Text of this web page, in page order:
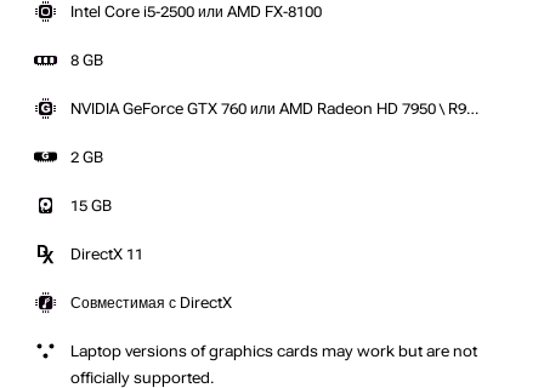
Intel Core i5-2500 или AMD FX-8100
8 GB
NVIDIA GeForce GTX 760 или AMD Radeon HD 7950 \ R9
2 GB
15 GB
DirectX 11
Совместимая с DirectX
Laptop versions of graphics cards may work but are not
officially supported.